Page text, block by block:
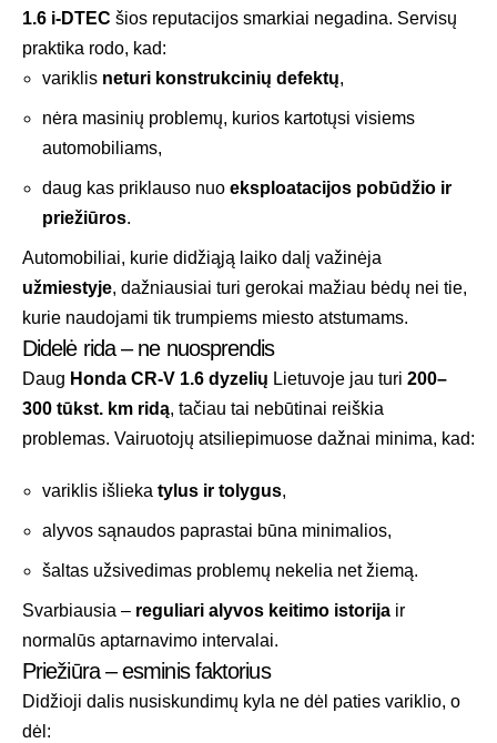
1.6 i-DTEC šios reputacijos smarkiai negadina. Servisų
praktika rodo, kad:
variklis neturi konstrukcinių defektų,
nėra masinių problemų, kurios kartotųsi visiems
automobiliams,
daug kas priklauso nuo eksploatacijos pobūdžio ir
priežiūros.
Automobiliai, kurie didžiąją laiko dalį važinėja
užmiestyje, dažniausiai turi gerokai mažiau bėdų nei tie,
kurie naudojami tik trumpiems miesto atstumams.
Didelė rida – ne nuosprendis
Daug Honda CR-V 1.6 dyzelių Lietuvoje jau turi 200–
300 tūkst. km ridą, tačiau tai nebūtinai reiškia
problemas. Vairuotojų atsiliepimuose dažnai minima, kad:
variklis išlieka tylus ir tolygus,
alyvos sąnaudos paprastai būna minimalios,
šaltas užsivedimas problemų nekelia net žiemą.
Svarbiausia – reguliari alyvos keitimo istorija ir
normalūs aptarnavimo intervalai.
Priežiūra – esminis faktorius
Didžioji dalis nusiskundimų kyla ne dėl paties variklio, o
dėl: